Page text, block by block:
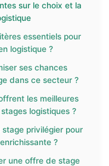
sur le choix et la
essentiels pour
logistique ?
ses chances
dans ce secteur ?
les meilleures
logistiques ?
privilégier pour
?
une offre de stage